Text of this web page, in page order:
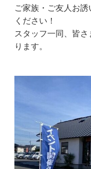
ご家族・ご友人お
ください！
スタッフ一同、皆
ります。